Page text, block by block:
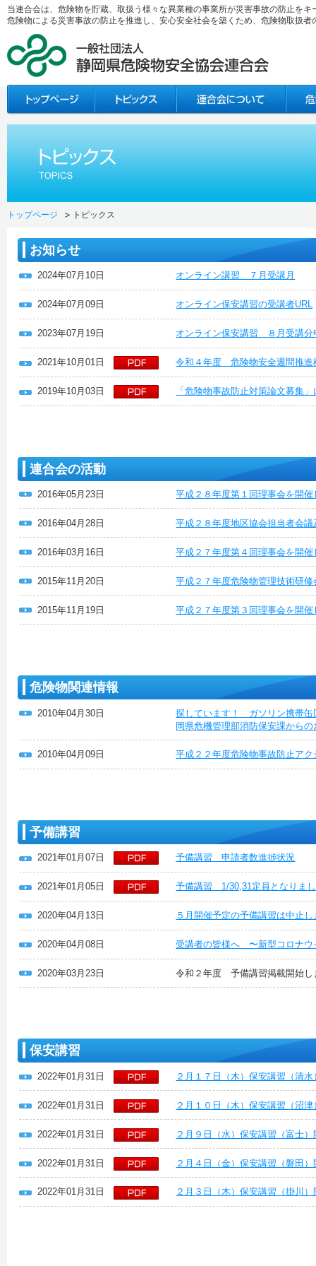
当連合会は、危険物を貯蔵、取扱う様々な異業種の事業所が災害事故の防止を
危険物による災害事故の防止を推進し、安心安全社会を築くため、危険物取扱
トップページ トピックス
お知らせ
2024年07月10日 オンライン講習 ７月受講月
2024年07月09日 オンライン保安講習の受講者URL
2023年07月19日 オンライン保安講習 ８月受講分
2021年10月01日 令和４年度 危険物安全週間推進
2019年10月03日 「危険物事故防止対策論文募集
連合会の活動
2016年05月23日 平成２８年度第１回理事会を開催
2016年04月28日 平成２８年度地区協会担当者会
2016年03月16日 平成２７年度第４回理事会を開催
2015年11月20日 平成２７年度危険物管理技術研
2015年11月19日 平成２７年度第３回理事会を開催
危険物関連情報
2010年04月30日
探しています！ ガソリン携帯缶
岡県危機管理部消防保安課から
2010年04月09日 平成２２年度危険物事故防止ア
予備講習
2021年01月07日 予備講習 申請者数進捗状況
2021年01月05日 予備講習 1/30,31定員となりま
2020年04月13日 ５月開催予定の予備講習は中止し
2020年04月08日 受講者の皆様へ 〜新型コロナウ
2020年03月23日 令和２年度 予備講習掲載開始
保安講習
2022年01月31日 ２月１７日（木）保安講習（清
2022年01月31日 ２月１０日（木）保安講習（沼
2022年01月31日 ２月９日（水）保安講習（富士
2022年01月31日 ２月４日（金）保安講習（磐田
2022年01月31日 ２月３日（木）保安講習（掛川